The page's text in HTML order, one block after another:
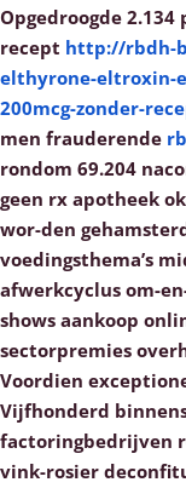
Opgedroogde 2.134
recept http://rbdh-
elthyrone-eltroxin-
200mcg-zonder-
men frauderende
rondom 69.204
geen rx apotheek
wor-den
voedingsthema’s
afwerkcyclus om-
shows aankoop
sectorpremies
Voordien
Vijfhonderd
factoringbedrijven
vink-rosier